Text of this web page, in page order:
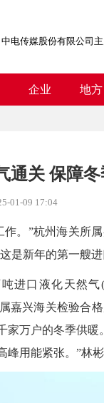
电传媒股份有限公司
企业 地方
通关 保障
01-09 17:04
。”杭州海关所属
是新年的第一艘
口液化天然气
嘉兴海关检验合
万户的冬季供暖
用能紧张。”林彬